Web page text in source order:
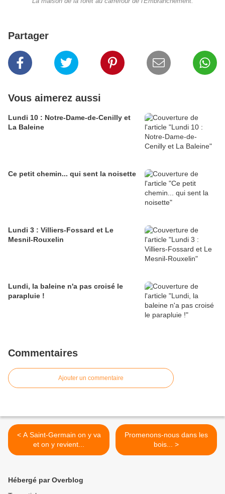
Partager
Vous aimerez aussi
Lundi 10 : Notre-Dame-de-Cenilly et
La Baleine
Ce petit chemin... qui sent la noisette
Lundi 3 : Villiers-Fossard et Le
Mesnil-Rouxelin
Lundi, la baleine n'a pas croisé le
parapluie !
Commentaires
Ajouter un commentaire
< A Saint-Germain on y va
et on y revient...
Promenons-nous dans les
bois... >
Hébergé par Overblog